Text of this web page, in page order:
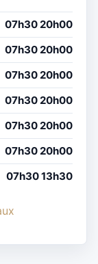
07h30 20h00
07h30 20h00
07h30 20h00
07h30 20h00
07h30 20h00
07h30 20h00
07h30 13h30